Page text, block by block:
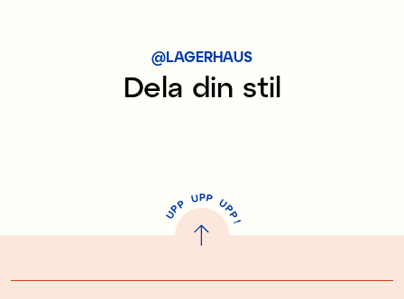
@LAGERHAUS
Dela din stil
U
P
P UPP UP
P
!